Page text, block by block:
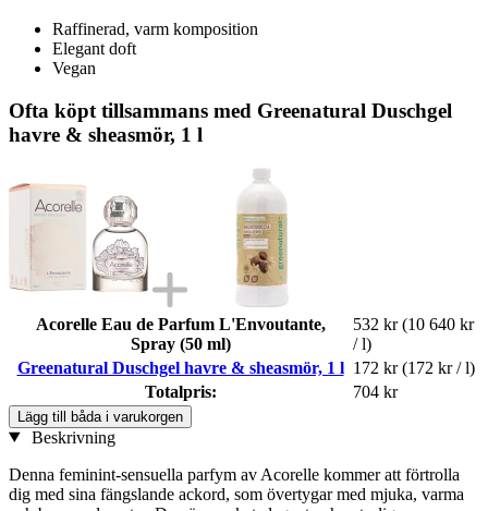
Raffinerad, varm komposition
Elegant doft
Vegan
Ofta köpt tillsammans med Greenatural Duschgel
havre & sheasmör, 1 l
Acorelle Eau de Parfum L'Envoutante,
Spray (50 ml)
532 kr (10 640 kr
/ l)
Greenatural Duschgel havre & sheasmör, 1 l 172 kr (172 kr / l)
Totalpris:
704 kr
Lägg till båda i varukorgen
Beskrivning
Denna feminint-sensuella parfym av Acorelle kommer att förtrolla
dig med sina fängslande ackord, som övertygar med mjuka, varma